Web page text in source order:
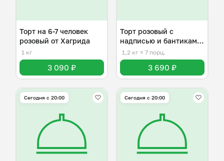
Торт на 6-7 человек
розовый от Хагрида
1 кг
3 090 ₽
Торт розовый с
надписью и бантиками
на 6-7 человек
1,2 кг ≈ 7 порц.
3 690 ₽
Сегодня с 20:00 Сегодня с 20:00